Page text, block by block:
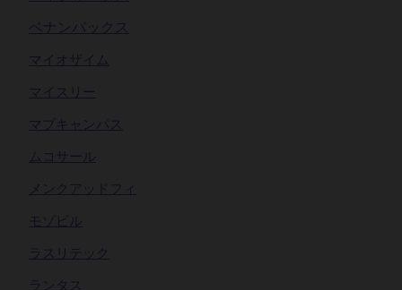
ベナンバックス
マイオザイム
マイスリー
マブキャンパス
ムコサール
メンクアッドフィ
モゾビル
ラスリテック
ランタス